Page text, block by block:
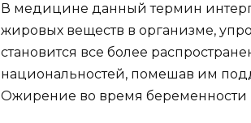
В медицине данный термин
жировых веществ в организме,
становится все более
национальностей, помешав им
Ожирение во время